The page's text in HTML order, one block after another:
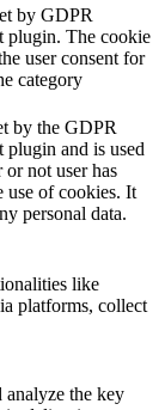
by GDPR
plugin. The cookie
user consent for
category
by the GDPR
plugin and is used
or not user has
use of cookies. It
personal data.
like
platforms, collect
analyze the key